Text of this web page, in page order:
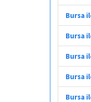
Bursa
Bursa
Bursa
Bursa
Bursa